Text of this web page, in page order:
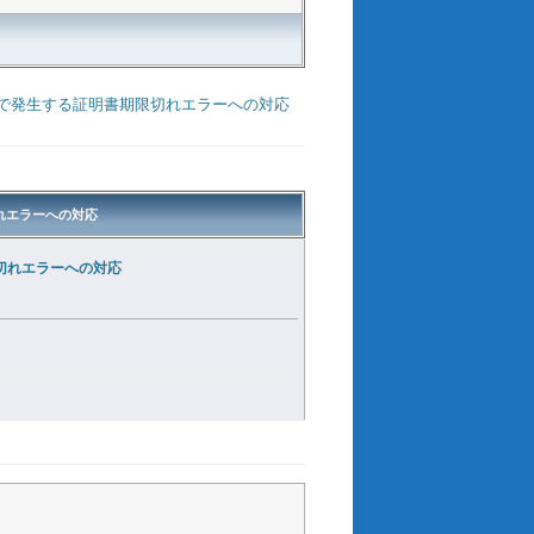
発生する証明書期限切れエラーへの対応
エラーへの対応
エラーへの対応